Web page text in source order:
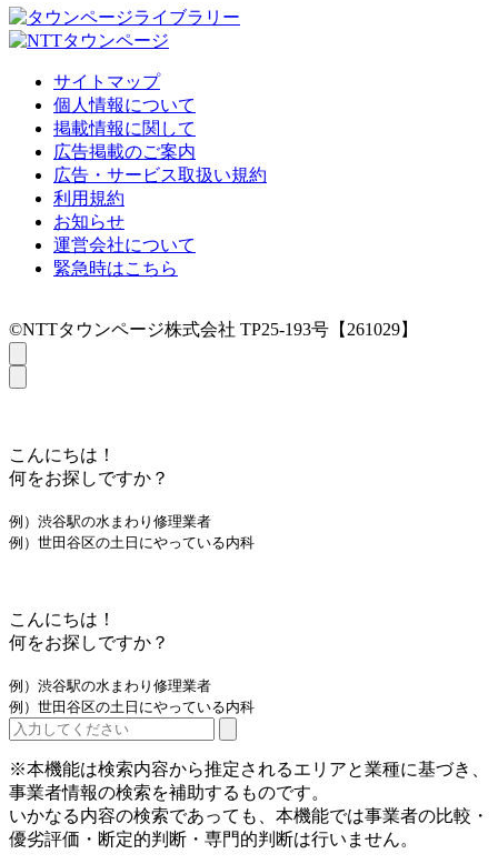
サイトマップ
個人情報について
掲載情報に関して
広告掲載のご案内
広告・サービス取扱い規約
利用規約
お知らせ
運営会社について
緊急時はこちら
©NTTタウンページ株式会社 TP25-193号【261029】
こんにちは！
何をお探しですか？
例）渋谷駅の水まわり修理業者
例）世田谷区の土日にやっている内科
こんにちは！
何をお探しですか？
例）渋谷駅の水まわり修理業者
例）世田谷区の土日にやっている内科
※本機能は検索内容から推定されるエリアと業種に基づき、
事業者情報の検索を補助するものです。
いかなる内容の検索であっても、本機能では事業者の比較・
優劣評価・断定的判断・専門的判断は行いません。